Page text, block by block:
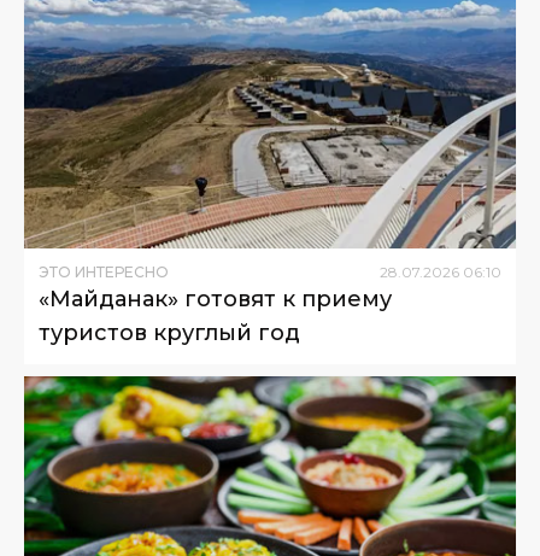
ЭТО ИНТЕРЕСНО 28.07.2026 06:10
«Майданак» готовят к приему
туристов круглый год